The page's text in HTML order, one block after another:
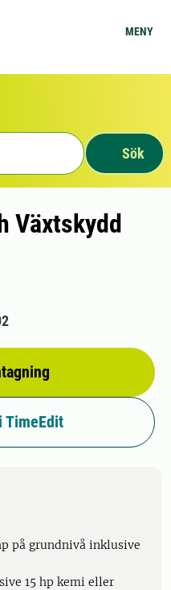
MENY
Sök
Växtskydd
TimeEdit
på grundnivå inklusive
15 hp kemi eller